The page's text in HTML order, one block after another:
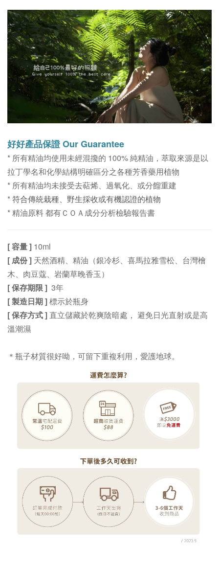
好好產品保證 Our Guarantee
* 所有精油均使用未經混攙的 100% 純精油，萃取來源是以
拉丁學名和化學結構明確區分之各種芳香藥用植物
* 所有精油均未接受去萜烯、過氧化、或分餾重建
*符合傳統栽種、野生採收或有機認證的植物
*精油原料都有ＣＯＡ成分分析檢驗報告書
[ 容量 ] 10ml
[ 成份 ] 天然酒精、精油（銀冷杉、喜馬拉雅雪松、台灣檜
木、肉豆蔻、岩蘭草晚香玉）
[ 保存期限 ] 3年
[ 製造日期 ]標示於瓶身
[ 保存方式 ] 直立儲藏於乾爽陰暗處， 避免日光直射或是高
溫潮濕
＊瓶子材質很好呦，可留下重複利用，愛護地球。